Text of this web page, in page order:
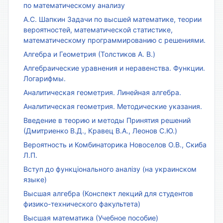
по математическому анализу
А.С. Шапкин Задачи по высшей математике, теории
вероятностей, математической статистике,
математическому программированию с решениями.
Алгебра и Геометрия (Толстиков А. В.)
Алгебраические уравнения и неравенства. Функции.
Логарифмы.
Аналитическая геометрия. Линейная алгебра.
Аналитическая геометрия. Методические указания.
Введение в теорию и методы Принятия решений
(Дмитриенко В.Д., Кравец В.А., Леонов С.Ю.)
Вероятность и Комбинаторика Новоселов О.В., Скиба
Л.П.
Вступ до функціонального аналізу (на украинском
языке)
Высшая алгебра (Конспект лекций для студентов
физико-технического факультета)
Высшая математика (Учебное пособие)